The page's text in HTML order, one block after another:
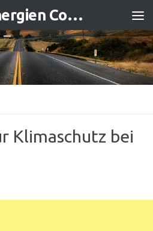
erneuerbare Energien Contracting
Klimaschutz bei